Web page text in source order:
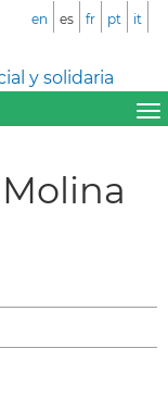
y solidaria
en es fr pt it